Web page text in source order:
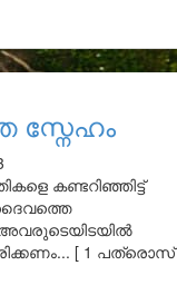
സ്നേഹം
കണ്ടറിഞ്ഞിട്ട്
[ 1 പത്രൊസ്